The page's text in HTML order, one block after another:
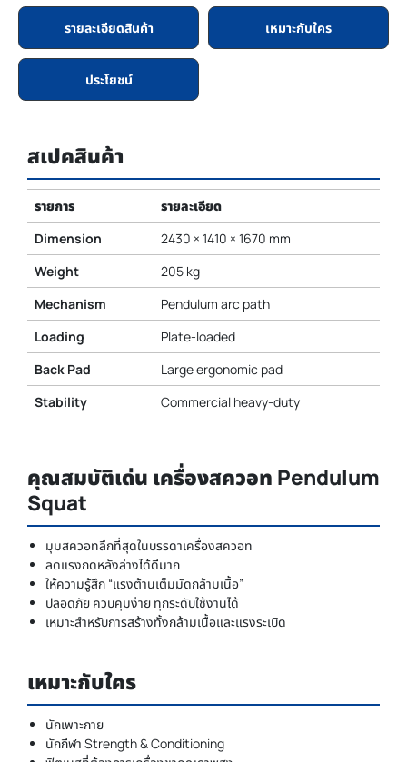
รายละเอียดสินค้า เหมาะกับใคร
ประโยชน์
สเปคสินค้า
รายการ
รายละเอียด
Dimension
2430 × 1410 × 1670 mm
Weight
205 kg
Mechanism
Pendulum arc path
Loading
Plate-loaded
Back Pad
Large ergonomic pad
Stability
Commercial heavy-duty
คุณสมบัติเด่น เครื่องสควอท Pendulum
Squat
มุมสควอทลึกที่สุดในบรรดาเครื่องสควอท
ลดแรงกดหลังล่างได้ดีมาก
ให้ความรู้สึก “แรงต้านเต็มมัดกล้ามเนื้อ”
ปลอดภัย ควบคุมง่าย ทุกระดับใช้งานได้
เหมาะสำหรับการสร้างทั้งกล้ามเนื้อและแรงระเบิด
เหมาะกับใคร
นักเพาะกาย
นักกีฬา Strength & Conditioning